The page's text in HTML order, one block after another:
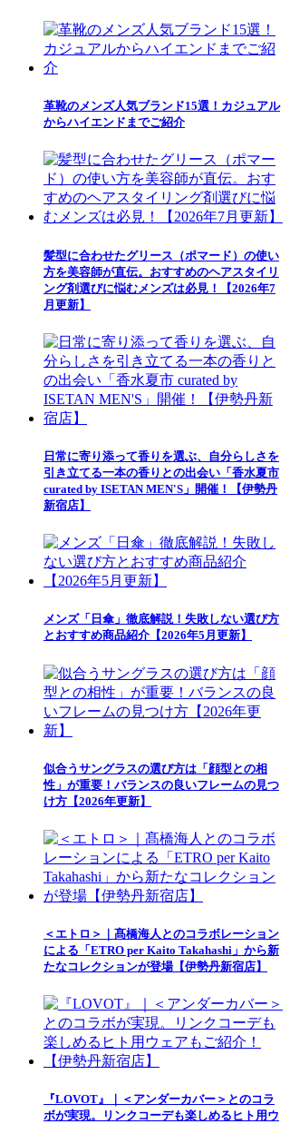
革靴のメンズ人気ブランド15選！カジュアル
からハイエンドまでご紹介
髪型に合わせたグリース（ポマード）の使い
方を美容師が直伝。おすすめのヘアスタイリ
ング剤選びに悩むメンズは必見！【2026年7
月更新】
日常に寄り添って香りを選ぶ、自分らしさを
引き立てる一本の香りとの出会い「香水夏市
curated by ISETAN MEN'S」開催！【伊勢丹
新宿店】
メンズ「日傘」徹底解説！失敗しない選び方
とおすすめ商品紹介【2026年5月更新】
似合うサングラスの選び方は「顔型との相
性」が重要！バランスの良いフレームの見つ
け方【2026年更新】
＜エトロ＞｜髙橋海人とのコラボレーション
による「ETRO per Kaito Takahashi」から新
たなコレクションが登場【伊勢丹新宿店】
『LOVOT』｜＜アンダーカバー＞とのコラ
ボが実現。リンクコーデも楽しめるヒト用ウ